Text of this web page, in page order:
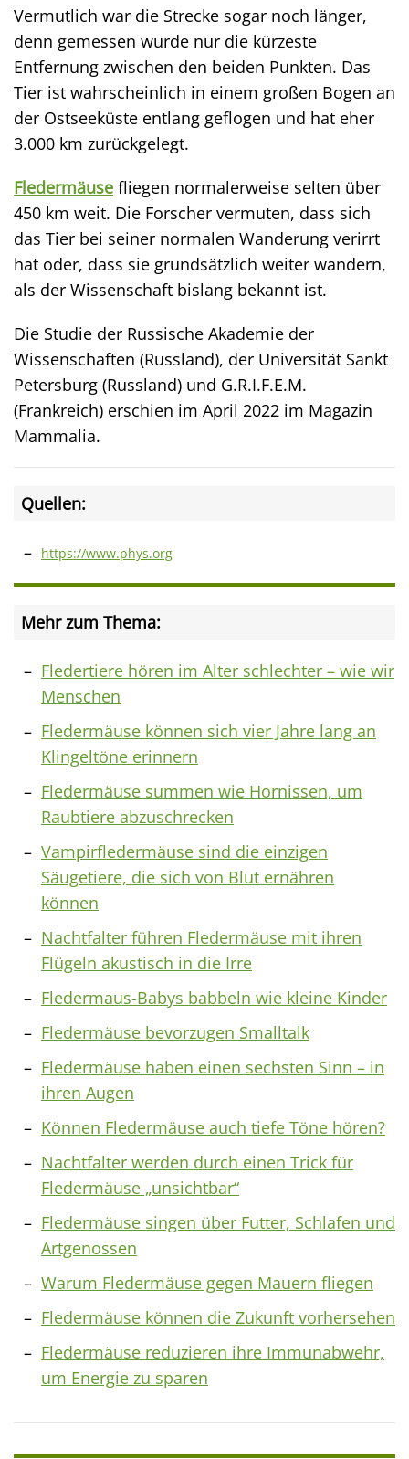
Vermutlich war die Strecke sogar noch länger,
denn gemessen wurde nur die kürzeste
Entfernung zwischen den beiden Punkten. Das
Tier ist wahrscheinlich in einem großen Bogen an
der Ostseeküste entlang geflogen und hat eher
3.000 km zurückgelegt.
Fledermäuse fliegen normalerweise selten über
450 km weit. Die Forscher vermuten, dass sich
das Tier bei seiner normalen Wanderung verirrt
hat oder, dass sie grundsätzlich weiter wandern,
als der Wissenschaft bislang bekannt ist.
Die Studie der Russische Akademie der
Wissenschaften (Russland), der Universität Sankt
Petersburg (Russland) und G.R.I.F.E.M.
(Frankreich) erschien im April 2022 im Magazin
Mammalia.
Quellen:
https://www.phys.org
Mehr zum Thema:
Fledertiere hören im Alter schlechter – wie wir
Menschen
Fledermäuse können sich vier Jahre lang an
Klingeltöne erinnern
Fledermäuse summen wie Hornissen, um
Raubtiere abzuschrecken
Vampirfledermäuse sind die einzigen
Säugetiere, die sich von Blut ernähren
können
Nachtfalter führen Fledermäuse mit ihren
Flügeln akustisch in die Irre
Fledermaus-Babys babbeln wie kleine Kinder
Fledermäuse bevorzugen Smalltalk
Fledermäuse haben einen sechsten Sinn – in
ihren Augen
Können Fledermäuse auch tiefe Töne hören?
Nachtfalter werden durch einen Trick für
Fledermäuse „unsichtbar“
Fledermäuse singen über Futter, Schlafen und
Artgenossen
Warum Fledermäuse gegen Mauern fliegen
Fledermäuse können die Zukunft vorhersehen
Fledermäuse reduzieren ihre Immunabwehr,
um Energie zu sparen